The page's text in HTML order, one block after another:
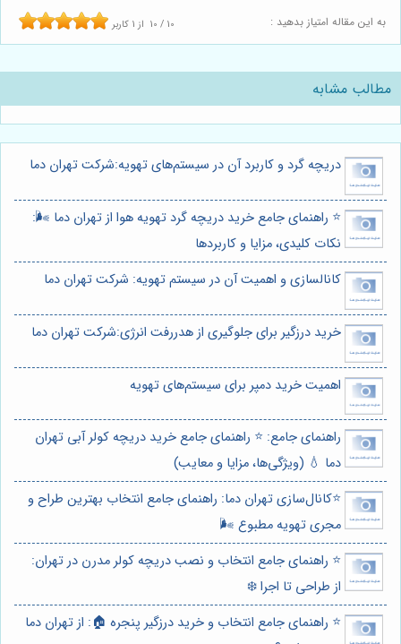
به این مقاله امتیاز بدهید : 10 / 10 از 1 کاربر
مطالب مشابه
دریچه گرد و کاربرد آن در سیستم‌های تهویه:شرکت تهران دما
⭐️ راهنمای جامع خرید دریچه گرد تهویه هوا از تهران دما 🌬️:
نکات کلیدی، مزایا و کاربردها
کانالسازی و اهمیت آن در سیستم تهویه: شرکت تهران دما
خرید درزگیر برای جلوگیری از هدررفت انرژی:شرکت تهران دما
اهمیت خرید دمپر برای سیستم‌های تهویه
راهنمای جامع: ⭐️ راهنمای جامع خرید دریچه کولر آبی تهران
دما 💧 (ویژگی‌ها، مزایا و معایب)
⭐️کانال‌سازی تهران دما: راهنمای جامع انتخاب بهترین طراح و
مجری تهویه مطبوع 🌬️
⭐️ راهنمای جامع انتخاب و نصب دریچه کولر مدرن در تهران:
از طراحی تا اجرا ❄️
⭐️ راهنمای جامع انتخاب و خرید درزگیر پنجره 🏠: از تهران دما